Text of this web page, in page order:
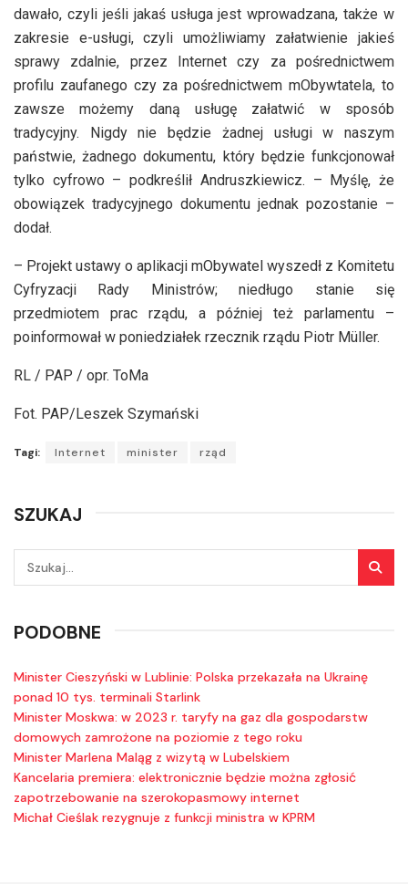
dawało, czyli jeśli jakaś usługa jest wprowadzana, także w
zakresie e-usługi, czyli umożliwiamy załatwienie jakieś
sprawy zdalnie, przez Internet czy za pośrednictwem
profilu zaufanego czy za pośrednictwem mObywtatela, to
zawsze możemy daną usługę załatwić w sposób
tradycyjny. Nigdy nie będzie żadnej usługi w naszym
państwie, żadnego dokumentu, który będzie funkcjonował
tylko cyfrowo – podkreślił Andruszkiewicz. – Myślę, że
obowiązek tradycyjnego dokumentu jednak pozostanie –
dodał.
– Projekt ustawy o aplikacji mObywatel wyszedł z Komitetu
Cyfryzacji Rady Ministrów; niedługo stanie się
przedmiotem prac rządu, a później też parlamentu –
poinformował w poniedziałek rzecznik rządu Piotr Müller.
RL / PAP / opr. ToMa
Fot. PAP/Leszek Szymański
Tagi: Internet minister rząd
SZUKAJ
PODOBNE
Minister Cieszyński w Lublinie: Polska przekazała na Ukrainę
ponad 10 tys. terminali Starlink
Minister Moskwa: w 2023 r. taryfy na gaz dla gospodarstw
domowych zamrożone na poziomie z tego roku
Minister Marlena Maląg z wizytą w Lubelskiem
Kancelaria premiera: elektronicznie będzie można zgłosić
zapotrzebowanie na szerokopasmowy internet
Michał Cieślak rezygnuje z funkcji ministra w KPRM